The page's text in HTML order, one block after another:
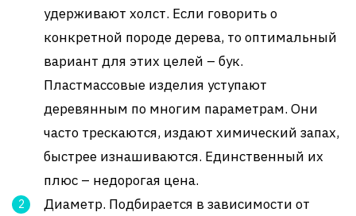
удерживают холст. Если говорить о
конкретной породе дерева, то оптимальный
вариант для этих целей – бук.
Пластмассовые изделия уступают
деревянным по многим параметрам. Они
часто трескаются, издают химический запах,
быстрее изнашиваются. Единственный их
плюс – недорогая цена.
Диаметр. Подбирается в зависимости от